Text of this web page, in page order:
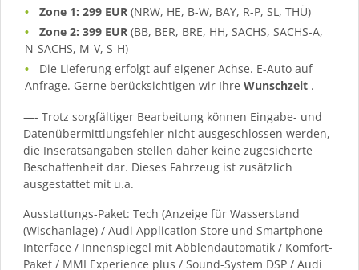
Zone 1: 299 EUR (NRW, HE, B-W, BAY, R-P, SL, THÜ)
Zone 2: 399 EUR (BB, BER, BRE, HH, SACHS, SACHS-A,
N-SACHS, M-V, S-H)
Die Lieferung erfolgt auf eigener Achse. E-Auto auf
Anfrage. Gerne berücksichtigen wir Ihre Wunschzeit .
—- Trotz sorgfältiger Bearbeitung können Eingabe- und
Datenübermittlungsfehler nicht ausgeschlossen werden,
die Inseratsangaben stellen daher keine zugesicherte
Beschaffenheit dar. Dieses Fahrzeug ist zusätzlich
ausgestattet mit u.a.
Ausstattungs-Paket: Tech (Anzeige für Wasserstand
(Wischanlage) / Audi Application Store und Smartphone
Interface / Innenspiegel mit Abblendautomatik / Komfort-
Paket / MMI Experience plus / Sound-System DSP / Audi